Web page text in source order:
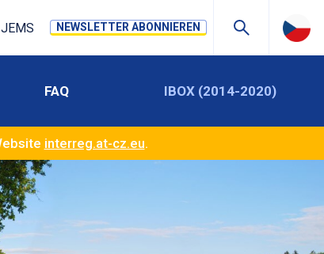
JEMS NEWSLETTER ABONNIEREN
FAQ IBOX (2014-2020)
interreg.at-cz.eu.